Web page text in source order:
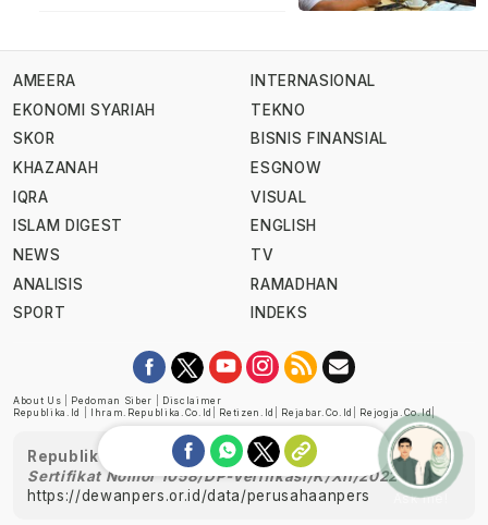
AMEERA
EKONOMI SYARIAH
SKOR
KHAZANAH
IQRA
ISLAM DIGEST
NEWS
ANALISIS
SPORT
INTERNASIONAL
TEKNO
BISNIS FINANSIAL
ESGNOW
VISUAL
ENGLISH
TV
RAMADHAN
INDEKS
About Us Pedoman Siber
Disclaimer
Republika.id
Ihram.republika.co.id Retizen.id Rejabar.co.id Rejogja.co.id|
Republika telah diverifikasi oleh Dewan Pers
Sertifikat Nomor 1058/DP-Verifikasi/K/XII/2022
https://dewanpers.or.id/data/perusahaanpers
Ask me!